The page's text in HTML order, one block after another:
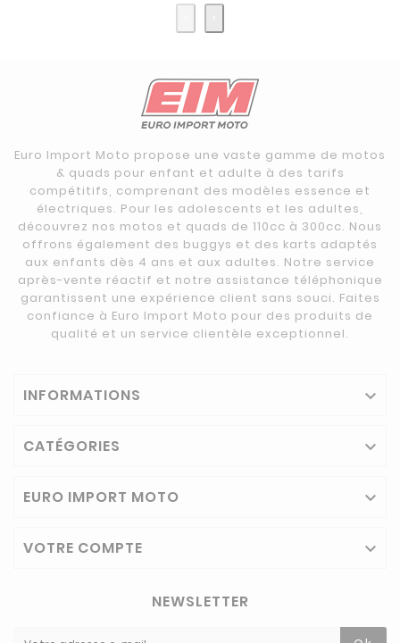
Euro Import Moto propose une vaste gamme de motos
& quads pour enfant et adulte à des tarifs
compétitifs, comprenant des modèles essence et
électriques. Pour les adolescents et les adultes,
découvrez nos motos et quads de 110cc à 300cc. Nous
offrons également des buggys et des karts adaptés
aux enfants dès 4 ans et aux adultes. Notre service
après-vente réactif et notre assistance téléphonique
garantissent une expérience client sans souci. Faites
confiance à Euro Import Moto pour des produits de
qualité et un service clientèle exceptionnel.
INFORMATIONS 
CATÉGORIES 
EURO IMPORT MOTO 
VOTRE COMPTE 
NEWSLETTER